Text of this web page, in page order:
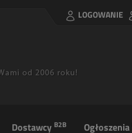
LOGOWANIE
Dostawcy B2B Ogłoszenia